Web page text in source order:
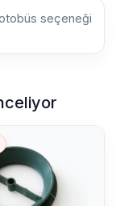
otobüs seçeneği